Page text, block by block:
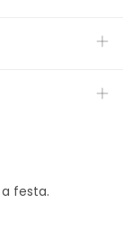
festa.